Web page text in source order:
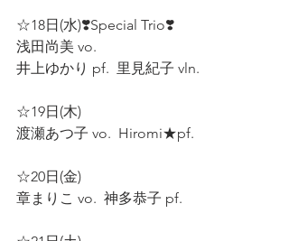
☆18日(水)❣️Special Trio❣️
浅田尚美 vo.
井上ゆかり pf.  里見紀子 vln.
☆19日(木)
渡瀬あつ子 vo.  Hiromi★pf.
☆20日(金)
章まりこ vo.  神多恭子 pf.